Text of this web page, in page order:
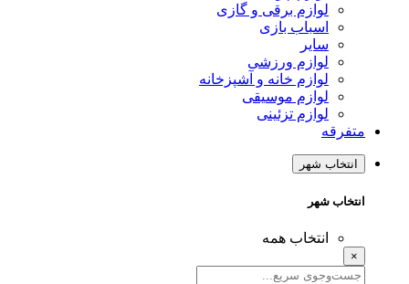
لوازم برقی و گازی
اسباب بازی
سایر
لوازم ورزشی
لوازم خانه و آشپزخانه
لوازم موسیقی
لوازم تزئینی
متفرقه
انتخاب شهر
انتخاب شهر
انتخاب همه
×